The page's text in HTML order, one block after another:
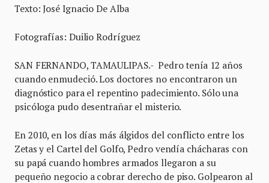
Texto: José Ignacio De Alba
Fotografías: Duilio Rodríguez
SAN FERNANDO, TAMAULIPAS.- Pedro tenía 12 años
cuando enmudeció. Los doctores no encontraron un
diagnóstico para el repentino padecimiento. Sólo una
psicóloga pudo desentrañar el misterio.
En 2010, en los días más álgidos del conflicto entre los
Zetas y el Cartel del Golfo, Pedro vendía chácharas con
su papá cuando hombres armados llegaron a su
pequeño negocio a cobrar derecho de piso. Golpearon al